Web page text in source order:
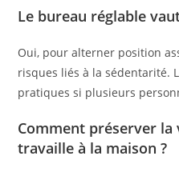
Le bureau réglable
Oui, pour alterner position
risques liés à la sédentarité.
pratiques si plusieurs
Comment préserver la
travaille à la maison ?